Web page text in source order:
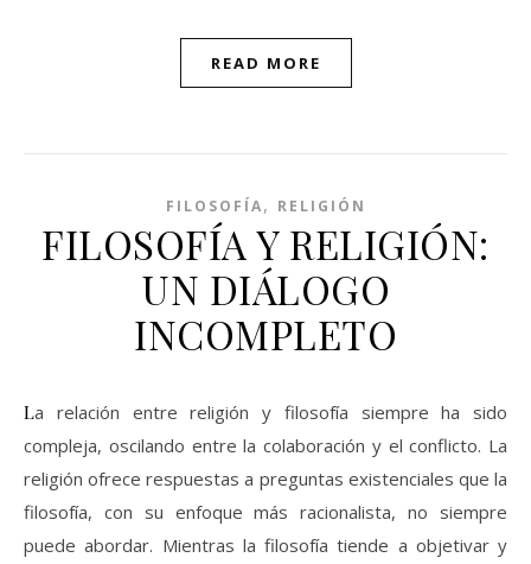
READ MORE
FILOSOFÍA, RELIGIÓN
FILOSOFÍA Y RELIGIÓN:
UN DIÁLOGO
INCOMPLETO
La relación entre religión y filosofía siempre ha sido
compleja, oscilando entre la colaboración y el conflicto. La
religión ofrece respuestas a preguntas existenciales que la
filosofía, con su enfoque más racionalista, no siempre
puede abordar. Mientras la filosofía tiende a objetivar y